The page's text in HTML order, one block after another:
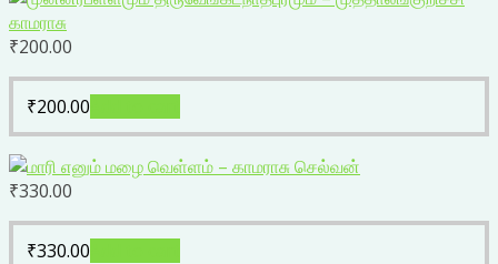
₹200.00
₹200.00
₹330.00
₹330.00